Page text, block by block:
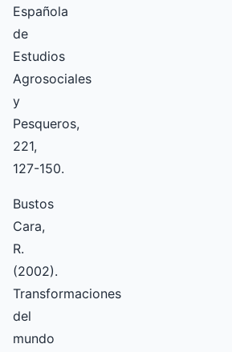
Española
de
Estudios
Agrosociales
y
Pesqueros,
221,
127­-150.
Bustos
Cara,
R.
(2002).
Transformaciones
del
mundo